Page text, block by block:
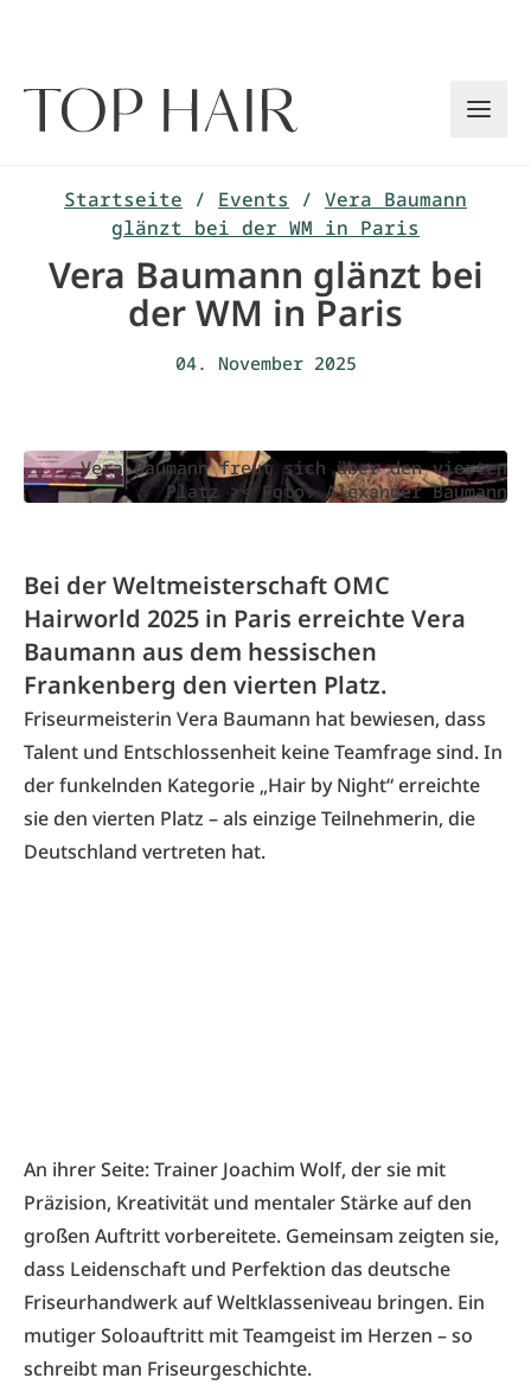
Startseite / Events / Vera Baumann
glänzt bei der WM in Paris
Vera Baumann glänzt bei
der WM in Paris
04. November 2025
Vera Baumann freut sich über den vierten
Platz >< Foto: Alexander Baumann
Bei der Weltmeisterschaft OMC
Hairworld 2025 in Paris erreichte Vera
Baumann aus dem hessischen
Frankenberg den vierten Platz.
Friseurmeisterin Vera Baumann hat bewiesen, dass
Talent und Entschlossenheit keine Teamfrage sind. In
der funkelnden Kategorie „Hair by Night“ erreichte
sie den vierten Platz – als einzige Teilnehmerin, die
Deutschland vertreten hat.
An ihrer Seite: Trainer Joachim Wolf, der sie mit
Präzision, Kreativität und mentaler Stärke auf den
großen Auftritt vorbereitete. Gemeinsam zeigten sie,
dass Leidenschaft und Perfektion das deutsche
Friseurhandwerk auf Weltklasseniveau bringen. Ein
mutiger Soloauftritt mit Teamgeist im Herzen – so
schreibt man Friseurgeschichte.